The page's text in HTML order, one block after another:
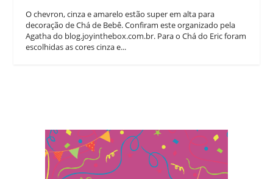
O chevron, cinza e amarelo estão super em alta para
decoração de Chá de Bebê. Confiram este organizado pela
Agatha do blog.joyinthebox.com.br. Para o Chá do Eric foram
escolhidas as cores cinza e...